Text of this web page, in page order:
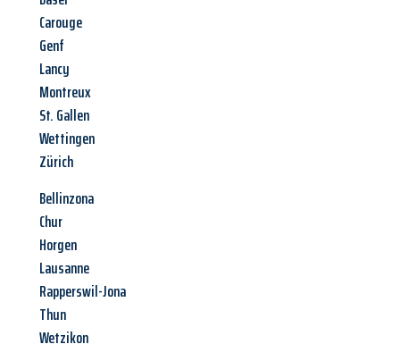
Carouge
Genf
Lancy
Montreux
St. Gallen
Wettingen
Zürich
Bellinzona
Chur
Horgen
Lausanne
Rapperswil-Jona
Thun
Wetzikon